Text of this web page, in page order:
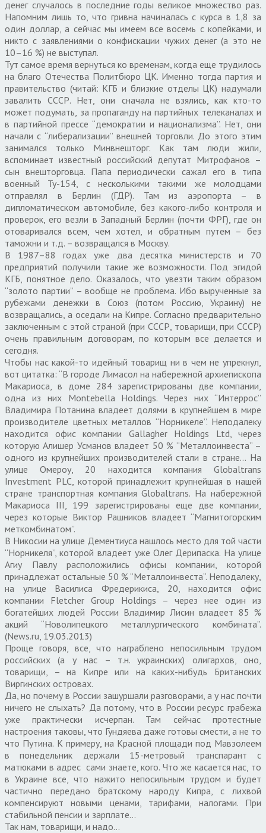
денег случалось в последние годы великое множество раз.
Напомним лишь то, что гривна начиналась с курса в 1,8 за
один доллар, а сейчас мы имеем все восемь с копейками, и
никто с заявлениями о конфискации чужих денег (а это не
10–16 %) не выступал.
Тут самое время вернуться ко временам, когда еще трудилось
на благо Отечества Политбюро ЦК. Именно тогда партия и
правительство (читай: КГБ и близкие отделы ЦК) надумали
завалить СССР. Нет, они сначала не взялись, как кто-то
может подумать, за пропаганду на партийных телеканалах и
в партийной прессе “демократии и национализма”. Нет, они
начали с “либерализации” внешней торговли. До этого этим
занимался только Минвнешторг. Как там люди жили,
вспоминает известный российский депутат Митрофанов –
сын внешторговца. Папа периодически сажал его в типа
военный Ту-154, с несколькими такими же молодцами
отправлял в Берлин (ГДР). Там из аэропорта – в
дипломатическом автомобиле, без какого-либо контроля и
проверок, его везли в Западный Берлин (почти ФРГ), где он
отоваривался всем, чем хотел, и обратным путем – без
таможни и т.д. – возвращался в Москву.
В 1987–88 годах уже два десятка министерств и 70
предприятий получили такие же возможности. Под эгидой
КГБ, понятное дело. Оказалось, что увезти таким образом
“золото партии” – вообще не проблема. Ибо вырученные за
рубежами денежки в Союз (потом Россию, Украину) не
возвращались, а оседали на Кипре. Согласно предварительно
заключенным с этой страной (при СССР, товарищи, при СССР)
очень правильным договорам, по которым все делается и
сегодня.
Чтобы нас какой-то идейный товарищ ни в чем не упрекнул,
вот цитатка: “В городе Лимасол на набережной архиепископа
Макариоса, в доме 284 зарегистрированы две компании,
одна из них Montebella Holdings. Через них “Интеррос”
Владимира Потанина владеет долями в крупнейшем в мире
производителе цветных металлов “Норникеле”. Неподалеку
находится офис компании Gallagher Holdings Ltd, через
которую Алишер Усманов владеет 50 % “Металлоинвеста” –
одного из крупнейших производителей стали в стране… На
улице Омероу, 20 находится компания Globaltrans
Investment PLC, которой принадлежит крупнейшая в нашей
стране транспортная компания Globaltrans. На набережной
Макариоса III, 199 зарегистрированы еще две компании,
через которые Виктор Рашников владеет “Магнитогорским
меткомбинатом”.
В Никосии на улице Дементиуса нашлось место для той части
“Норникеля”, которой владеет уже Олег Дерипаска. На улице
Агиу Павлу расположились офисы компании, которой
принадлежат остальные 50 % “Металлоинвеста”. Неподалеку,
на улице Василиса Фредерикиса, 20, находится офис
компании Fletcher Group Holdings – через нее один из
богатейших людей России Владимир Лисин владеет 85 %
акций “Новолипецкого металлургического комбината”.
(News.ru, 19.03.2013)
Проще говоря, все, что награблено непосильным трудом
российских (а у нас – т.н. украинских) олигархов, оно,
товарищи, – на Кипре или на каких-нибудь Британских
Виргинских островах.
Да, но почему в России зашуршали разговорами, а у нас почти
ничего не слыхать? Да потому, что в России ресурс грабежа
уже практически исчерпан. Там сейчас протестные
настроения таковы, что Гундяева даже готовы смести, а не то
что Путина. К примеру, на Красной площади под Мавзолеем
в понедельник держали 15-метровый транспарант с
матюками в адрес сами знаете, кого. Что же касается нас, то
в Украине все, что нажито непосильным трудом и будет
частично передано братскому народу Кипра, с лихвой
компенсируют новыми ценами, тарифами, налогами. При
стабильной пенсии и зарплате…
Так нам, товарищи, и надо…